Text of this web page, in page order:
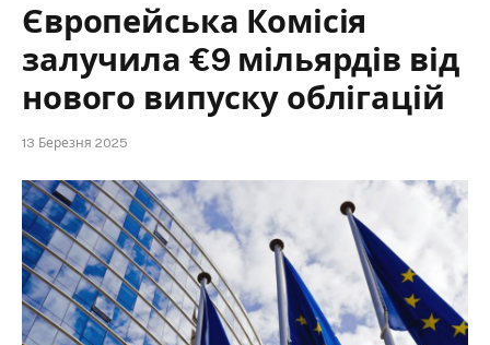
Європейська Комісія
залучила €9 мільярдів від
нового випуску облігацій
13 Березня 2025